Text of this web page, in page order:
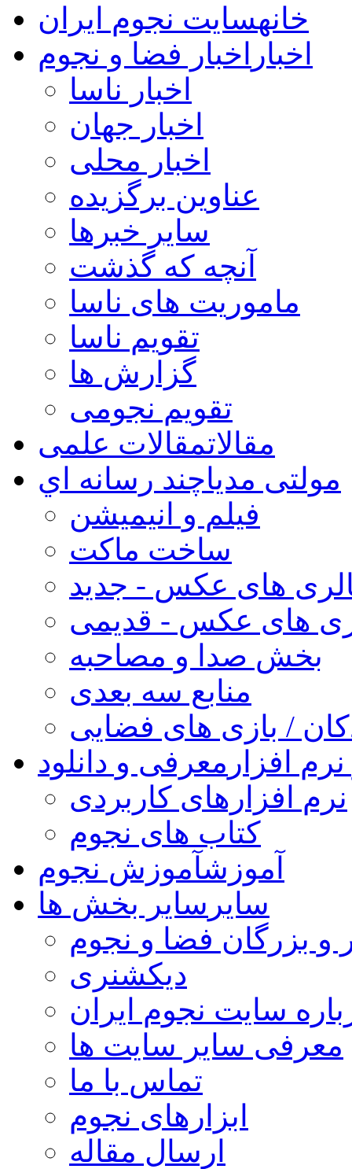
خانهسایت نجوم ایران
اخبار اخبار فضا و نجوم
اخبار ناسا
اخبار جهان
اخبار محلی
عناوین برگزیده
سایر خبرها
آنچه که گذشت
ماموریت های ناسا
تقویم ناسا
گزارش ها
تقویم نجومی
مقالاتمقالات علمی
مولتی مدیاچند رسانه اي
فیلم و انیمیشن
ساخت ماکت
های عکس - جدید
های عکس - قدیمی
بخش صدا و مصاحبه
منابع سه بعدی
/ بازی های فضایی
افزار معرفی و دانلود
نرم افزارهای کاربردی
کتاب های نجوم
آموزشآموزش نجوم
سایر سایر بخش ها
و بزرگان فضا و نجوم
دیکشنری
سایت نجوم ایران
معرفی سایر سایت ها
تماس با ما
ابزارهای نجوم
ارسال مقاله